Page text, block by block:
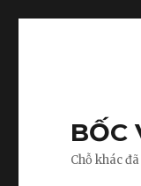
BỐC
Chỗ khác